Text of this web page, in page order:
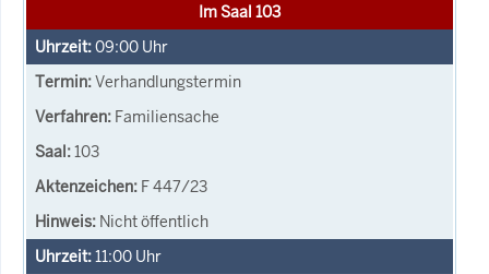
Im Saal 103
09:00 Uhr
Verhandlungstermin
Familiensache
103
F 447/23
Nicht öffentlich
11:00 Uhr